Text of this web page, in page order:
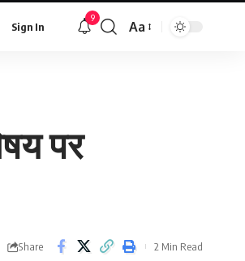
Sign In
9
Aa
पर
Share 2 Min Read